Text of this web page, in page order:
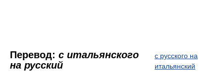
Перевод: с итальянского
на русский
с русского на
итальянский